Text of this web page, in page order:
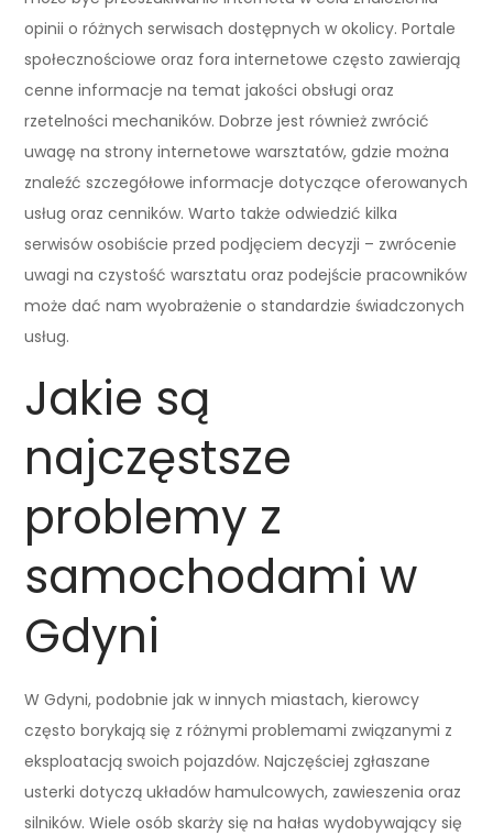
opinii o różnych serwisach dostępnych w okolicy. Portale
społecznościowe oraz fora internetowe często zawierają
cenne informacje na temat jakości obsługi oraz
rzetelności mechaników. Dobrze jest również zwrócić
uwagę na strony internetowe warsztatów, gdzie można
znaleźć szczegółowe informacje dotyczące oferowanych
usług oraz cenników. Warto także odwiedzić kilka
serwisów osobiście przed podjęciem decyzji – zwrócenie
uwagi na czystość warsztatu oraz podejście pracowników
może dać nam wyobrażenie o standardzie świadczonych
usług.
Jakie są
najczęstsze
problemy z
samochodami w
Gdyni
W Gdyni, podobnie jak w innych miastach, kierowcy
często borykają się z różnymi problemami związanymi z
eksploatacją swoich pojazdów. Najczęściej zgłaszane
usterki dotyczą układów hamulcowych, zawieszenia oraz
silników. Wiele osób skarży się na hałas wydobywający się